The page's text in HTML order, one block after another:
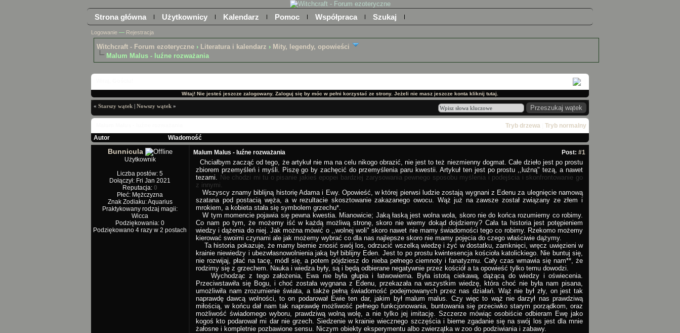
Strona główna Użytkownicy Kalendarz Pomoc Współpraca Szukaj
Logowanie — Rejestracja
Witchcraft - Forum ezoteryczne › Literatura i kalendarz › Mity, legendy, opowieści
Malum Malus - luźne rozważania
Witaj! Nie jesteś jeszcze zalogowany. Zaloguj się by móc w pełni korzystać ze strony. Jeżeli nie masz jeszcze konta kliknij tutaj.
« Starszy wątek | Nowszy wątek »
Tryb drzewa Tryb normalny
Autor Wiadomość
Bunnicula
Użytkownik
Liczba postów: 5
Dołączył: Fri Jan 2021
Reputacja: 0
Płeć: Mężczyzna
Znak Zodiaku: Aquarius
Praktykowany rodzaj magii:
Wicca
Podziękowania: 0
Podziękowano 4 razy w 2 postach
Post: #1
Malum Malus - luźne rozważania
Chciałbym zacząć od tego, że artykuł nie ma na celu nikogo obrazić, nie jest to też niezmienny dogmat. Całe dzieło jest po prostu
zbiorem przemyśleń i myśli. Piszę go by zachęcić do przemyślenia paru kwestii. Artykuł ten jest po prostu ,,luźną" tezą, a nawet
tezami. Nie chodzi mi tu o pisanie jakieś epopei bardziej zarysowania pewnego sposobu myślenia i podejścia i skonfrontowanie go
z innymi.
Wszyscy znamy biblijną historię Adama i Ewy. Opowieść, w której pierwsi ludzie zostają wygnani z Edenu za ulegnięcie namową
szatana pod postacią węża, a w rezultacie skosztowanie zakazanego owocu. Wąż już na zawsze został związany ze złem i
mrokiem, a kobieta stała się symbolem grzechu*.
W tym momencie pojawia się pewna kwestia. Mianowicie; Jaką łaską jest wolna wola, skoro nie do końca rozumiemy co robimy.
Co nam po tym, że możemy iść w każdą możliwą stronę, skoro nie wiemy dokąd dojdziemy? Cała ta historia jest potępieniem
wiedzy i dążenia do niej. Jak można mówić o ,,wolnej woli" skoro nawet nie mamy świadomości tego co robimy. Rzekomo możemy
kierować swoimi czynami ale jak możemy wybrać co dla nas najlepsze skoro nie mamy pojęcia do czego właściwie dążymy.
Ta historia pokazuje, że mamy biernie znosić swój los, odrzucić wszelką wiedzę i żyć w dostatku, zamknięci, wręcz uwięzieni w
krainie niewiedzy i ubezwłasnowolnienia jaką był biblijny Eden. Jest to po prostu kwintesencja kościoła katolickiego. Nie buntuj się,
nie rozwijaj, płać na tacę, módl się, a potem pójdziesz do nieba pełnego ciemnoty i fanatyzmu. Cały czas wmawia się nam**, że
rodzimy się z grzechem. Nauka i wiedza były, są i będą odbierane negatywnie przez kościół a ta opowieść tylko temu dowodzi.
Wychodząc z tego założenia, Ewa nie była głupia i łatwowierna. Była istotą ciekawą, dążącą do wiedzy i oświecenia.
Przeciwstawiła się Bogu, i choć została wygnana z Edenu, przekazała na wszystkim wiedzę, która choć nie była nam pisana,
umożliwiła nam zrozumienie świata, a także pełną świadomość podejmowanych przez nas działań. Wąż nie był zły, on jest tak
naprawdę dawcą wolności, to on podarował Ewie ten dar, jakim był malum malus. Czy więc to wąż nie darzył nas prawdziwą
miłością, w końcu dał nam tak naprawdę możliwość pełnego funkcjonowania, buntowania się przeciwko starym porządkom, oraz
możliwość świadomego wyboru, prawdziwą wolną wolę, a nie tylko jej imitację. Szczerze mówiąc osobiście odbieram Ewę jako
kogoś kto podarował mi dar nie grzech. Siedzenie w krainie wiecznego szczęścia i bierne zgadanie się na swój los jest dla mnie
żałosne i kompletnie pozbawione sensu. Niczym obiekty eksperymentu albo zwierzątka w zoo do podziwiania i zabawy.